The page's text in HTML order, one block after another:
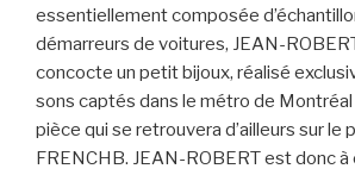
essentiellement composée
démarreurs de voitures, JEAN-
concocte un petit bijoux, réalisé
sons captés dans le métro de Montréal
pièce qui se retrouvera d’ailleurs sur le
FRENCHB. JEAN-ROBERT est donc